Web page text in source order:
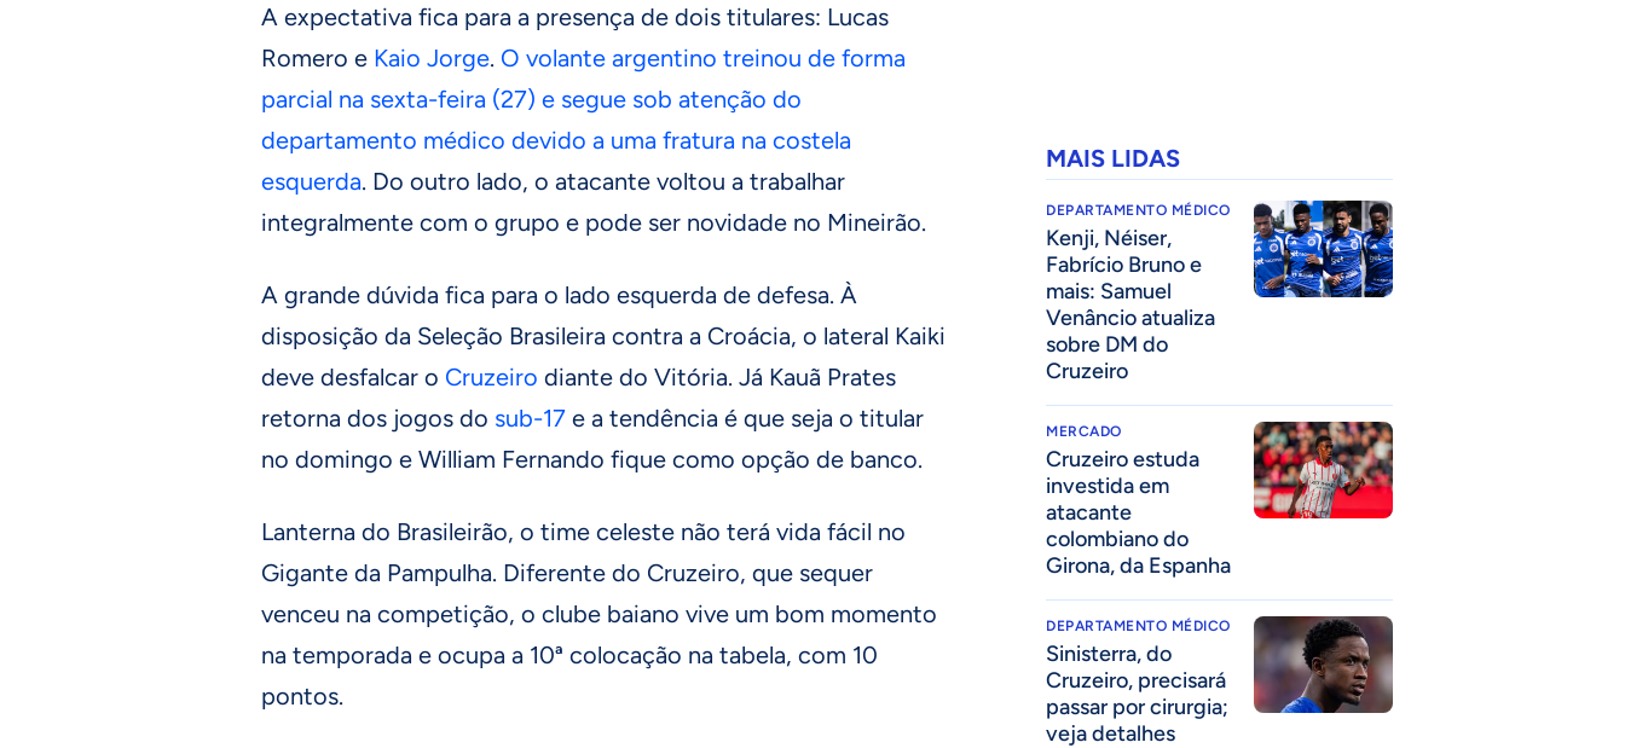
A expectativa fica para a presença de dois titulares: Lucas
Romero e Kaio Jorge. O volante argentino treinou de forma
parcial na sexta-feira (27) e segue sob atenção do
departamento médico devido a uma fratura na costela
esquerda. Do outro lado, o atacante voltou a trabalhar
integralmente com o grupo e pode ser novidade no Mineirão.
A grande dúvida fica para o lado esquerda de defesa. À
disposição da Seleção Brasileira contra a Croácia, o lateral Kaiki
deve desfalcar o Cruzeiro diante do Vitória. Já Kauã Prates
retorna dos jogos do sub-17 e a tendência é que seja o titular
no domingo e William Fernando fique como opção de banco.
Lanterna do Brasileirão, o time celeste não terá vida fácil no
Gigante da Pampulha. Diferente do Cruzeiro, que sequer
venceu na competição, o clube baiano vive um bom momento
na temporada e ocupa a 10ª colocação na tabela, com 10
pontos.
MAIS LIDAS
DEPARTAMENTO MÉDICO
Kenji, Néiser,
Fabrício Bruno e
mais: Samuel
Venâncio atualiza
sobre DM do
Cruzeiro
MERCADO
Cruzeiro estuda
investida em
atacante
colombiano do
Girona, da Espanha
DEPARTAMENTO MÉDICO
Sinisterra, do
Cruzeiro, precisará
passar por cirurgia;
veja detalhes